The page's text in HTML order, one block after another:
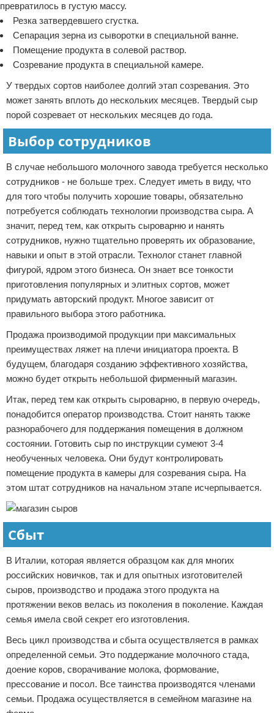
превратилось в густую массу.
Резка затвердевшего сгустка.
Сепарация зерна из сыворотки в специальной ванне.
Помещение продукта в солевой раствор.
Созревание продукта в специальной камере.
У твердых сортов наиболее долгий этап созревания. Это
может занять вплоть до нескольких месяцев. Твердый сыр
порой созревает от нескольких месяцев до года.
Выбор сотрудников
В случае небольшого молочного завода требуется несколько
сотрудников - не больше трех. Следует иметь в виду, что
для того чтобы получить хорошие товары, обязательно
потребуется соблюдать технологии производства сыра. А
значит, перед тем, как открыть сыроварню и нанять
сотрудников, нужно тщательно проверять их образование,
навыки и опыт в этой отрасли. Технолог станет главной
фигурой, ядром этого бизнеса. Он знает все тонкости
приготовления популярных и элитных сортов, может
придумать авторский продукт. Многое зависит от
правильного выбора этого работника.
Продажа производимой продукции при максимальных
преимуществах ляжет на плечи инициатора проекта. В
будущем, благодаря созданию эффективного хозяйства,
можно будет открыть небольшой фирменный магазин.
Итак, перед тем как открыть сыроварню, в первую очередь,
понадобится оператор производства. Стоит нанять также
разнорабочего для поддержания помещения в должном
состоянии. Готовить сыр по инструкции сумеют 3-4
необученных человека. Они будут контролировать
помещение продукта в камеры для созревания сыра. На
этом штат сотрудников на начальном этапе исчерпывается.
Сбыт
В Италии, которая является образцом как для многих
российских новичков, так и для опытных изготовителей
сыров, производство и продажа этого продукта на
протяжении веков велась из поколения в поколение. Каждая
семья имела свой секрет его изготовления.
Весь цикл производства и сбыта осуществляется в рамках
определенной семьи. Это поддержание молочного стада,
доение коров, сворачивание молока, формование,
прессование и посол. Все таинства производятся членами
семьи. Продажа осуществляется в семейном магазине на